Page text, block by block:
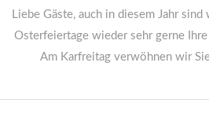
Liebe Gäste, auch in diesem Jahr sind
Osterfeiertage wieder sehr gerne Ihre
Am Karfreitag verwöhnen wir